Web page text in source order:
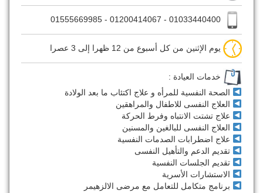
يوم الإثنين من كل أسبوع من 12 ظهرا إلى 3 عصرا
خدمات العيادة :
الصحة النفسية للمرأه و علاج اكتئاب ما بعد الولادة
العلاج النفسى للاطفال والمراهقين
علاج تشتت الانتباه وفرط الحركة
العلاج النفسى للبالغين والمسنين
علاج اضطرابات الصدمات النفسية
تقديم الدعم والتأهيل النفسى
تقديم الجلسات النفسية
الاستشارات الأسرية
برنامج متكامل للتعامل مع مرضى الالزهيمر